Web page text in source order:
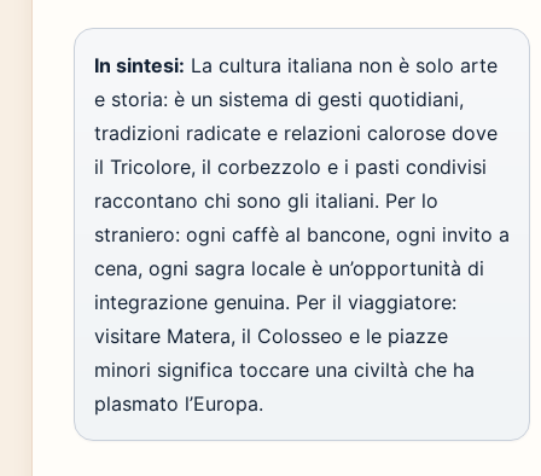
In sintesi: La cultura italiana non è solo arte
e storia: è un sistema di gesti quotidiani,
tradizioni radicate e relazioni calorose dove
il Tricolore, il corbezzolo e i pasti condivisi
raccontano chi sono gli italiani. Per lo
straniero: ogni caffè al bancone, ogni invito a
cena, ogni sagra locale è un’opportunità di
integrazione genuina. Per il viaggiatore:
visitare Matera, il Colosseo e le piazze
minori significa toccare una civiltà che ha
plasmato l’Europa.